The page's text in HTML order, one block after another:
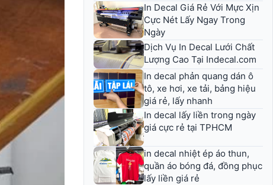
In Decal Giá Rẻ Với Mực Xịn
Cực Nét Lấy Ngay Trong
Ngày
Dịch Vụ In Decal Lưới Chất
Lượng Cao Tại Indecal.com
In decal phản quang dán ô
tô, xe hơi, xe tải, bảng hiệu
giá rẻ, lấy nhanh
In decal lấy liền trong ngày
giá cực rẻ tại TPHCM
in decal nhiệt ép áo thun,
quần áo bóng đá, đồng phục
lấy liền giá rẻ